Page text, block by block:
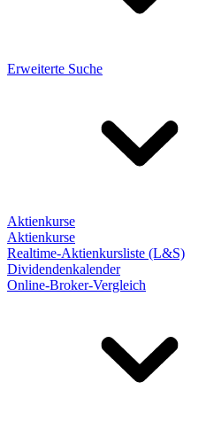
Erweiterte Suche
Aktienkurse
Aktienkurse
Realtime-Aktienkursliste (L&S)
Dividendenkalender
Online-Broker-Vergleich